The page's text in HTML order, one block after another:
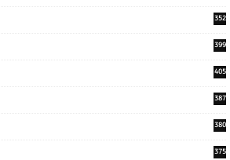
352
399
405
387
380
375